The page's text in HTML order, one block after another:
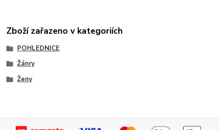
Zboží zařazeno v kategoriích
POHLEDNICE
Žánry
Ženy